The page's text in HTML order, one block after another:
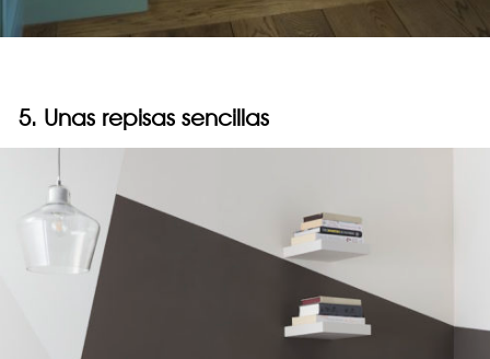
5. Unas repisas sencillas